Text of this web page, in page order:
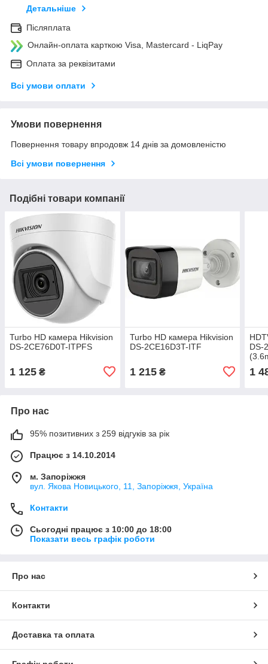
Детальніше
Післяплата
Онлайн-оплата карткою Visa, Mastercard - LiqPay
Оплата за реквізитами
Всі умови оплати
Умови повернення
Повернення товару впродовж 14 днів за домовленістю
Всі умови повернення
Подібні товари компанії
Turbo HD камера Hikvision
DS-2CE76D0T-ITPFS
1 125 ₴
Turbo HD камера Hikvision
DS-2CE16D3T-ITF
1 215₴
DS-
1
Про нас
95% позитивних з 259 відгуків за рік
Працює з 14.10.2014
м. Запоріжжя
вул. Якова Новицького, 11, Запоріжжя, Україна
Контакти
Сьогодні працює з 10:00 до 18:00
Показати весь графік роботи
Про нас
Контакти
Доставка та оплата